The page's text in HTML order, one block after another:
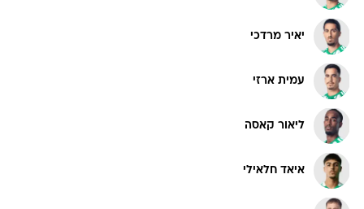
יאיר מרדכי
עמית ארזי
ליאור קאסה
איאד חלאילי